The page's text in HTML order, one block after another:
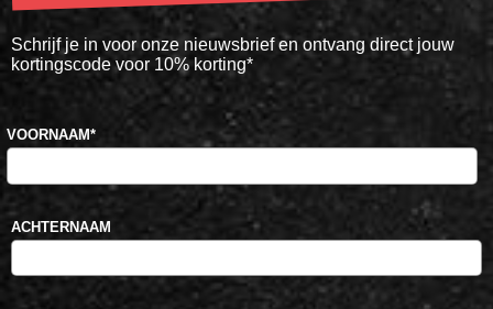
Schrijf je in voor onze nieuwsbrief en ontvang direct jouw
kortingscode voor 10% korting*
VOORNAAM*
ACHTERNAAM